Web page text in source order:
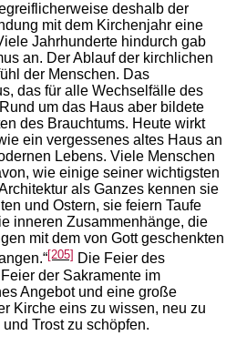
deshalb der
mit dem Kirchenjahr eine
Jahrhunderte hindurch gab
an. Der Ablauf der kirchlichen
der Menschen. Das
das für alle Wechselfälle des
um das Haus aber bildete
des Brauchtums. Heute wirkt
ein vergessenes altes Haus an
Lebens. Viele Menschen
wie einige seiner wichtigsten
als Ganzes kennen sie
und Ostern, sie feiern Taufe
inneren Zusammenhänge, die
mit dem von Gott geschenkten
[205] Die Feier des
der Sakramente im
Angebot und eine große
Kirche eins zu wissen, neu zu
Trost zu schöpfen.